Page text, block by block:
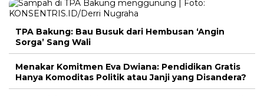
TPA Bakung: Bau Busuk dari Hembusan ‘Angin
Sorga’ Sang Wali
Menakar Komitmen Eva Dwiana: Pendidikan Gratis
Hanya Komoditas Politik atau Janji yang Disandera?